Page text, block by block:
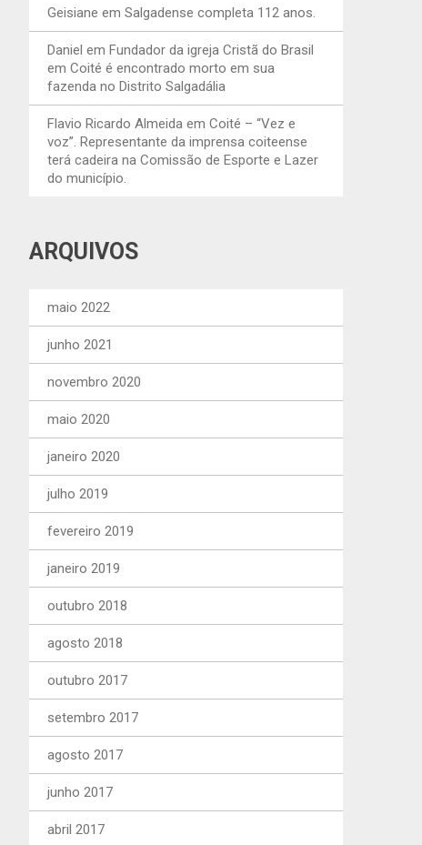
Geisiane em Salgadense completa 112 anos.
Daniel em Fundador da igreja Cristã do Brasil
em Coité é encontrado morto em sua
fazenda no Distrito Salgadália
Flavio Ricardo Almeida em Coité – “Vez e
voz”. Representante da imprensa coiteense
terá cadeira na Comissão de Esporte e Lazer
do município.
ARQUIVOS
maio 2022
junho 2021
novembro 2020
maio 2020
janeiro 2020
julho 2019
fevereiro 2019
janeiro 2019
outubro 2018
agosto 2018
outubro 2017
setembro 2017
agosto 2017
junho 2017
abril 2017